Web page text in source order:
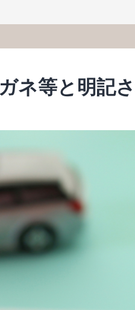
ネ等と明記